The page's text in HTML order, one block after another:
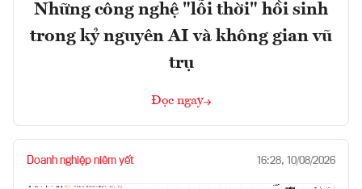
Những công nghệ "lỗi thời" hồi sinh
trong kỷ nguyên AI và không gian vũ
trụ
Đọc ngay
Doanh nghiệp niêm yết 16:28, 10/08/2026